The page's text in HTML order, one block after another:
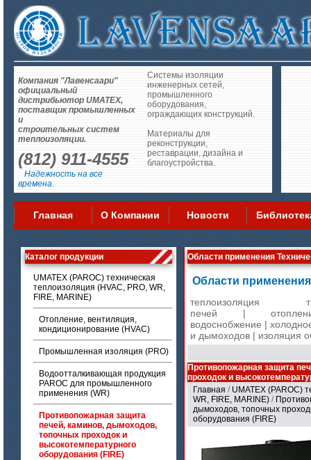
Компания "Лавенсаари"
официальный
дистрибьютор UMATEX,
поставщик промышленных
и
строительных систем
теплоизоляции.
(812) 911-4555
Надежность на все
времена.
Системы изоляции
инженерных сетей,
промышленного
оборудования,
ограждающих конструкций.
Материалы для
реконструкции,
реставрации, дизайна и
благоустройства.
Главная О Компании Новости
Каталог продукции
UMATEX (PAROC) техническая
теплоизоляция (HVAC, PRO, WR,
FIRE, MARINE)
Отопление, вентиляция,
кондиционирование (HVAC)
Промышленная изоляция (PRO)
Водоотталкивающая продукция
PAROC для промышленного
применения (WR)
Противопожарная защита
печей, каминов, дымоходов,
топочных проходок и
высокотемпературного
оборудования (FIRE)
Области применения
Области
теплоизоляция
печей |
водоснобжение |
и дымоходов | изоляция
Противопожарная защита
проходок и
Главная / UMATEX (PAROC)
WR, FIRE, MARINE) /
дымоходов, топочных
оборудования (FIRE)